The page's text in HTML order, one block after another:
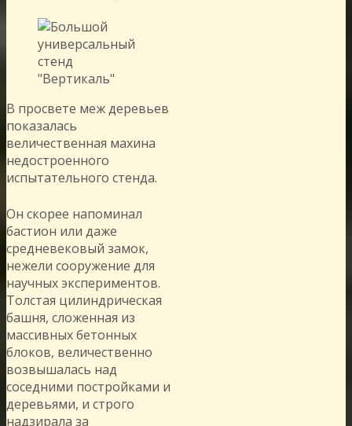
В просвете меж деревьев
показалась
величественная махина
недостроенного
испытательного стенда.
Он скорее напоминал
бастион или даже
средневековый замок,
нежели сооружение для
научных экспериментов.
Толстая цилиндрическая
башня, сложенная из
массивных бетонных
блоков, величественно
возвышалась над
соседними постройками и
деревьями, и строго
надзирала за